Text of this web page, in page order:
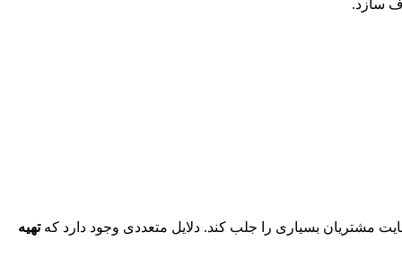
سازد.
مشتریان بسیاری را جلب کند. دلایل متعددی وجود دارد کهتهیه